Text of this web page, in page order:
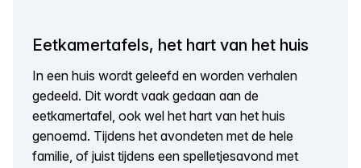
Eetkamertafels, het hart van het huis
In een huis wordt geleefd en worden verhalen
gedeeld. Dit wordt vaak gedaan aan de
eetkamertafel, ook wel het hart van het huis
genoemd. Tijdens het avondeten met de hele
familie, of juist tijdens een spelletjesavond met